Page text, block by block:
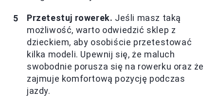
Przetestuj rowerek. Jeśli masz taką
możliwość, warto odwiedzić sklep z
dzieckiem, aby osobiście przetestować
kilka modeli. Upewnij się, że maluch
swobodnie porusza się na rowerku oraz że
zajmuje komfortową pozycję podczas
jazdy.